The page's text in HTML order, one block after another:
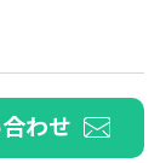
わせ